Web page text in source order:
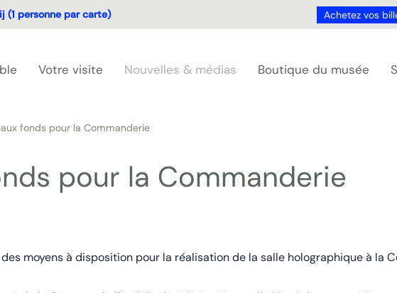
(1 personne par carte) Achetez vos
Votre visite Nouvelles & médias Boutique du musée
fonds pour la Commanderie
pour la Commanderie
moyens à disposition pour la réalisation de la salle holographique à la